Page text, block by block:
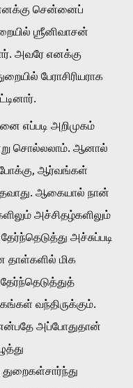
சென்னைப்
ஶ்ரீனிவாசன்
அவரே எனக்கு
பேராசிரியராக
சொல்லலாம். ஆனால்
ஆர்வங்கள்
உதவாது. ஆகையால் நான்
அச்சிதழ்களிலும்
அச்சுப்படி
மிக
வந்திருக்கும்.
என்பதே அப்போதுதான்